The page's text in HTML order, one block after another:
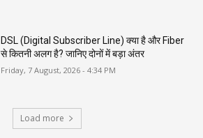
DSL (Digital Subscriber Line) क्या है और Fiber
से कितनी अलग है? जानिए दोनों में बड़ा अंतर
Friday, 7 August, 2026 - 4:34 PM
Load more